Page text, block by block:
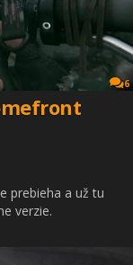
6
prebieha a už tu
verzie.